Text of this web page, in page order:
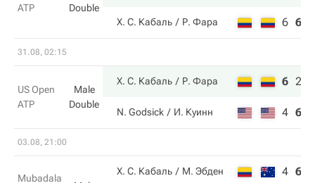
ATP
Double
Х. С. Кабаль Р. Фара 6 6
31.08, 02:15
US Open
ATP
Male
Double
Х. С. Кабаль Р. Фара 6 2
N. Godsick И. Куинн 4 6
03.08, 21:00
Mubadala
Х. С. Кабаль М. Эбден 4 6